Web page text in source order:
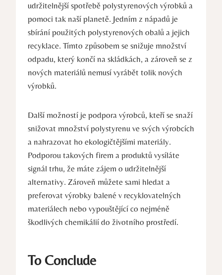
udržitelnější spotřebě polystyrenových výrobků a
pomoci tak naší planetě. Jedním z nápadů je
sbírání použitých polystyrenových obalů a jejich
recyklace. Tímto způsobem se snižuje množství
odpadu, který končí na skládkách, a zároveň se z
nových materiálů nemusí vyrábět tolik nových
výrobků.
Další možností je podpora výrobců, kteří se snaží
snižovat množství polystyrenu ve svých výrobcích
a nahrazovat ho ekologičtějšími materiály.
Podporou takových firem a produktů vysíláte
signál trhu, že máte zájem o udržitelnější
alternativy. Zároveň můžete sami hledat a
preferovat výrobky balené v recyklovatelných
materiálech nebo vypouštějící co nejméně
škodlivých chemikálií do životního prostředí.
To Conclude